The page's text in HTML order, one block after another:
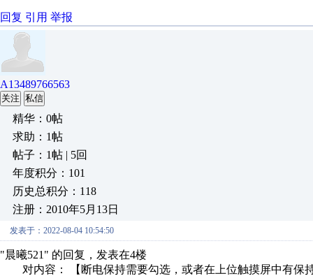
回复 引用 举报
A13489766563
关注 私信
精华：0帖
求助：1帖
帖子：1帖 | 5回
年度积分：101
历史总积分：118
注册：2010年5月13日
发表于：2022-08-04 10:54:50
"晨曦521" 的回复，发表在4楼
对内容： 【断电保持需要勾选，或者在上位触摸屏中有保